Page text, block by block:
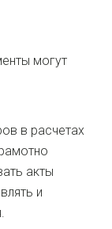
могут
в расчетах
акты
и